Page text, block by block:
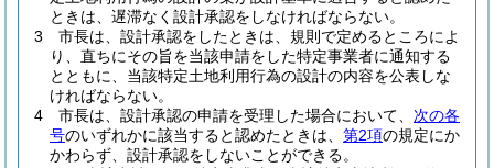
ときは、遅滞なく設計承認をしなければならない。
3
市長は、設計承認をしたときは、規則で定めるところによ
り、直ちにその旨を当該申請をした特定事業者に通知する
とともに、当該特定土地利用行為の設計の内容を公表しな
ければならない。
4
市長は、設計承認の申請を受理した場合において、 次の各
号のいずれかに該当すると認めたときは、 第2項の規定にか
かわらず、設計承認をしないことができる。